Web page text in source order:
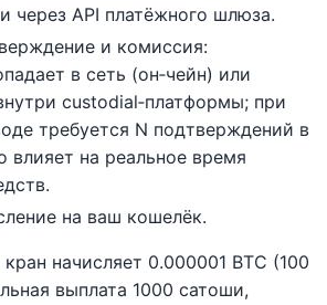
через API платёжного шлюза.
и комиссия:
в сеть (он‑чейн) или
custodial‑платформы; при
требуется N подтверждений в
влияет на реальное время
на ваш кошелёк.
начисляет 0.000001 BTC (100
выплата 1000 сатоши,